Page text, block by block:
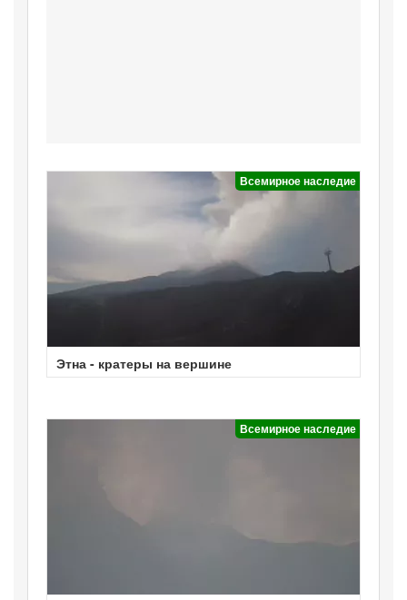
Всемирное наследие
Этна - кратеры на вершине
Всемирное наследие